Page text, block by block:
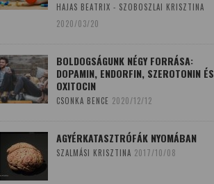
HAJAS BEATRIX - SZOBOSZLAI KRISZTINA
2020/03/20
BOLDOGSÁGUNK NÉGY FORRÁSA:
DOPAMIN, ENDORFIN, SZEROTONIN ÉS
OXITOCIN
CSONKA BENCE 2020/12/12
AGYÉRKATASZTRÓFÁK NYOMÁBAN
SZALMÁSI KRISZTINA 2017/10/08